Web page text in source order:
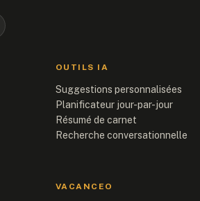
OUTILS IA
Suggestions personnalisées
Planificateur jour-par-jour
Résumé de carnet
Recherche conversationnelle
VACANCEO